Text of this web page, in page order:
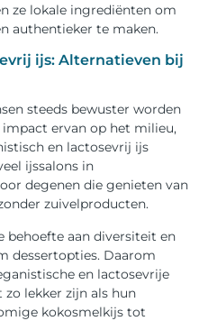
ze lokale ingrediënten om
authentieker te maken.
ijs: Alternatieven bij
steeds bewuster worden
impact ervan op het milieu,
en lactosevrij ijs
ijssalons in
degenen die genieten van
zuivelproducten.
behoefte aan diversiteit en
dessertopties. Daarom
en lactosevrije
lekker zijn als hun
kokosmelkijs tot